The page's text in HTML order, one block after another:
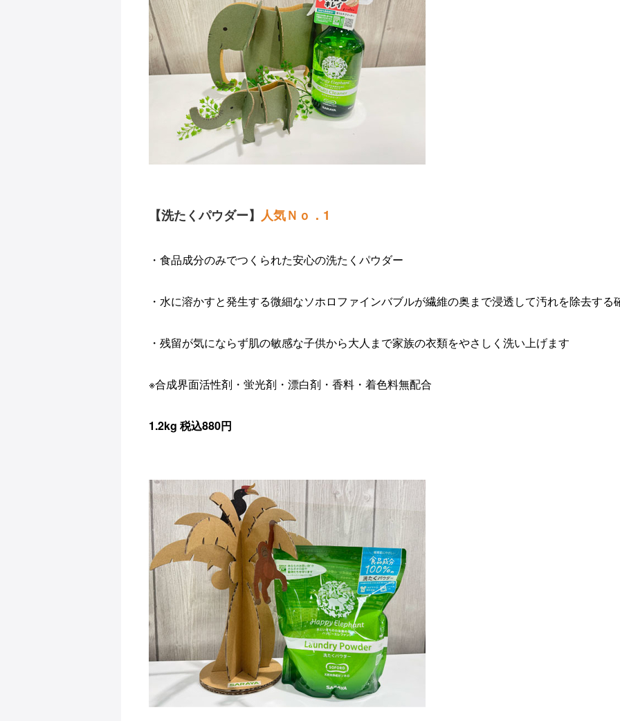
【洗たくパウダー】 人気Ｎｏ．1
・食品成分のみでつくられた安心の洗たくパウダー
・ 水に溶かすと発生する微細なソホロファインバブルが繊維の奥まで浸透して汚れを除去する
・ 残留が気にならず肌の敏感な子供から大人まで家族の衣類をやさし く洗い上げます
※合成界面活性剤・蛍光剤・漂白剤・香料・着色料無配合
1.2kg 税込880円